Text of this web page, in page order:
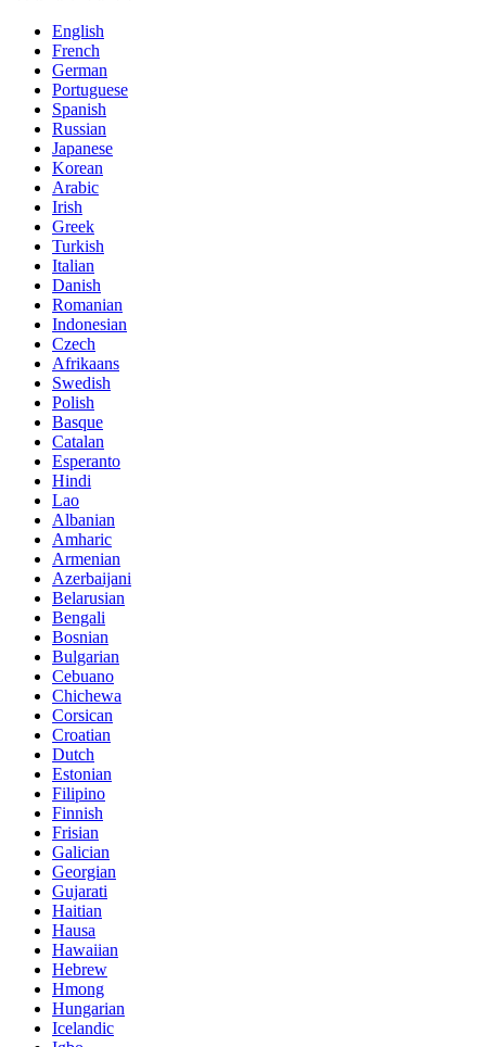
English
French
German
Portuguese
Spanish
Russian
Japanese
Korean
Arabic
Irish
Greek
Turkish
Italian
Danish
Romanian
Indonesian
Czech
Afrikaans
Swedish
Polish
Basque
Catalan
Esperanto
Hindi
Lao
Albanian
Amharic
Armenian
Azerbaijani
Belarusian
Bengali
Bosnian
Bulgarian
Cebuano
Chichewa
Corsican
Croatian
Dutch
Estonian
Filipino
Finnish
Frisian
Galician
Georgian
Gujarati
Haitian
Hausa
Hawaiian
Hebrew
Hmong
Hungarian
Icelandic